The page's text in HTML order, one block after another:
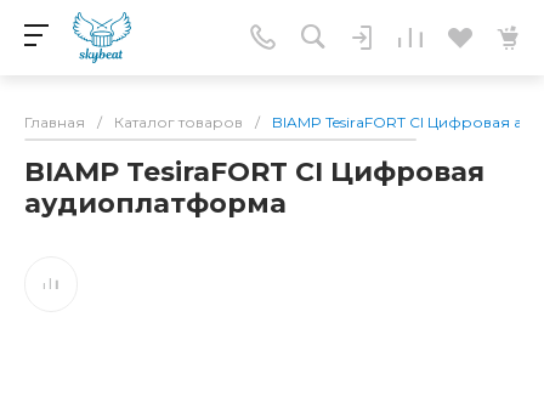
Главная / Каталог товаров / BIAMP TesiraFORT CI Цифровая
BIAMP TesiraFORT CI Цифровая
аудиоплатформа